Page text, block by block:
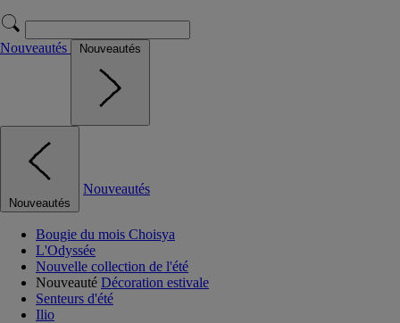
Nouveautés Nouveautés
Nouveautés
Nouveautés
Bougie du mois Choisya
L'Odyssée
Nouvelle collection de l'été
Nouveauté Décoration estivale
Senteurs d'été
Ilio